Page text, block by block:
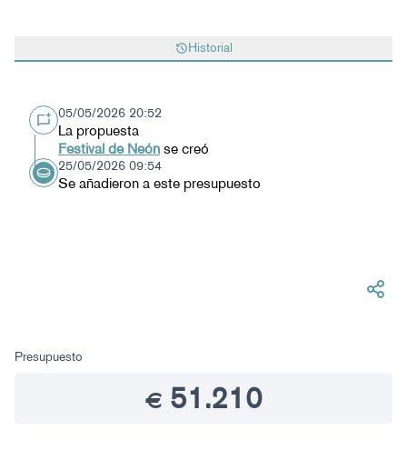
Historial
05/05/2026 20:52
La propuesta
Festival de Neón se creó
25/05/2026 09:54
Se añadieron a este presupuesto
Presupuesto
€51.210